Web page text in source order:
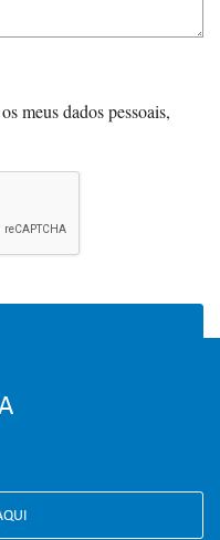
meus dados pessoais,